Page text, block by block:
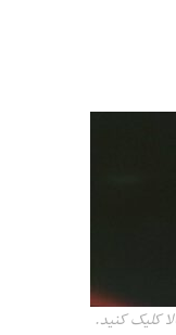
کلیک کنید.